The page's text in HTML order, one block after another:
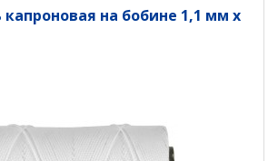
капроновая на бобине 1,1 мм х